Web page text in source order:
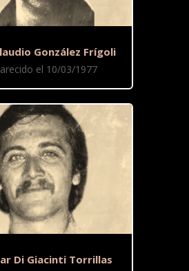
González Frígoli
el 10/03/1977
Di Giacinti Torrillas